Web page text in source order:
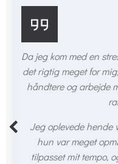
Da jeg kom med en
det rigtig meget for
håndtere og arbejde
Jeg oplevede hende
hun var meget
tilpasset mit tempo,